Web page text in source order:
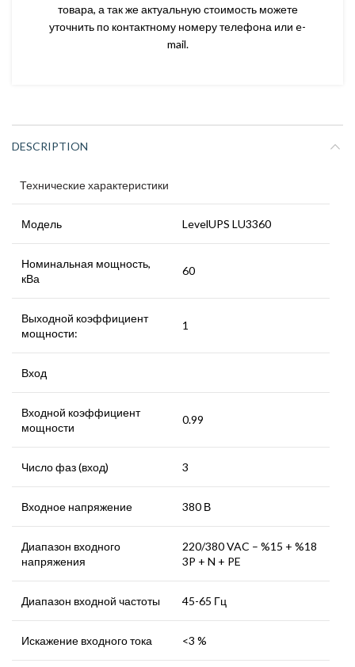
товара, а так же актуальную стоимость можете
уточнить по контактному номеру телефона или e-
mail.
DESCRIPTION
Технические характеристики
Модель LevelUPS LU3360
Номинальная мощность,
кВа
60
Выходной коэффициент
мощности:
1
Вход
Входной коэффициент
мощности
0.99
Число фаз (вход) 3
Входное напряжение 380 В
Диапазон входного
напряжения
220/380 VAC – %15 + %18
3P + N + PE
Диапазон входной частоты 45-65 Гц
Искажение входного тока <3 %